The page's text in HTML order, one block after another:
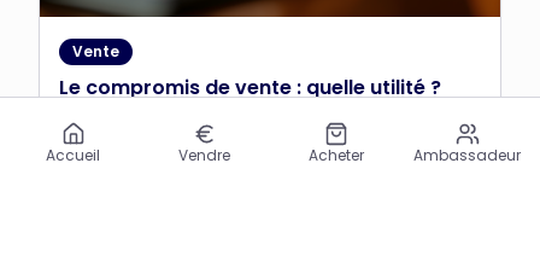
Vente
Le compromis de vente : quelle utilité ?
Accueil Vendre Acheter Ambassadeur